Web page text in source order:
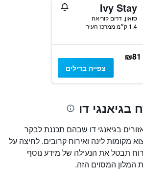
Ivy Stay
סואון, דרום קוריאה
1.4 ק״מ ממרכז העיר
₪81
צפייה בדילים
דו
בגיאנגי דו שבהם תכננת לבקר
מקומות לינה ואירוח קרובים. לחיצה על
תבטל את הנעילה של מידע נוסף
המלון המסוים הזה.